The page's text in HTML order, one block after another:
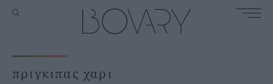
πριγκιπας χαρι